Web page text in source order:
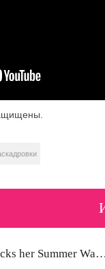
Стоп-моушен Draculaura Picks her Summer Wardrobe (Дракулаура подбирает летний гардероб) | Ghoul for the Summer | Monster High